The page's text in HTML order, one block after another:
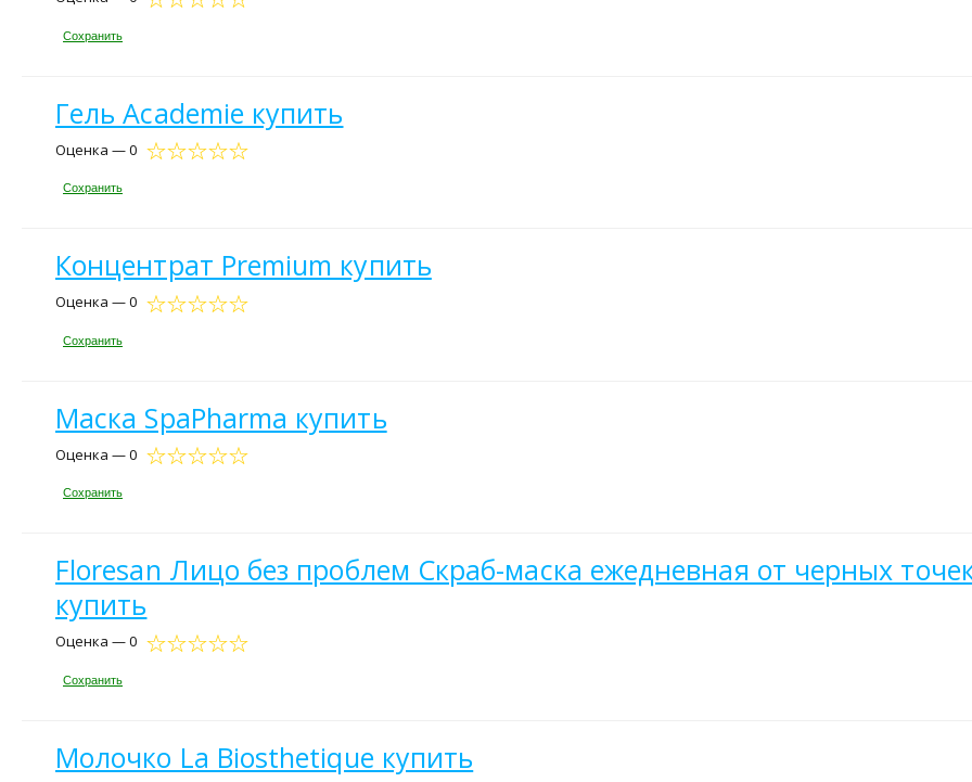
Сохранить
Гель Academie купить
Оценка — 0
Сохранить
Концентрат Premium купить
Оценка — 0
Сохранить
Маска SpaPharma купить
Оценка — 0
Сохранить
Floresan Лицо без проблем Скраб-маска ежедневная от черных
купить
Оценка — 0
Сохранить
Молочко La Biosthetique купить